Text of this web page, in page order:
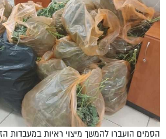
הסמים הועברו להמשך מיצוי ראיות במעבדות